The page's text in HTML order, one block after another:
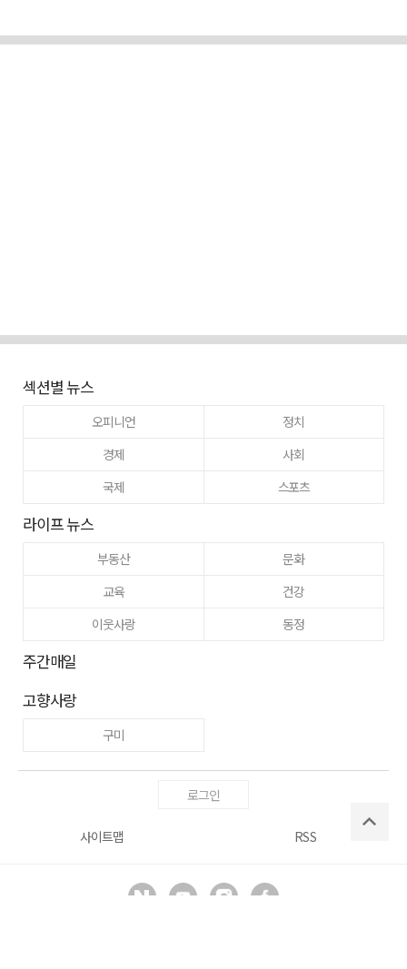
섹션별 뉴스
오피니언
정치
경제
사회
국제
스포츠
라이프 뉴스
부동산
문화
교육
건강
이웃사랑
동정
주간매일
고향사랑
구미
로그인
사이트맵 RSS